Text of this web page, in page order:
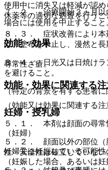
使用中に消失又は軽減が認
休薬等の適切な処置を行うこ
８．３． 症状改善により本
は、塗布を中止し、漫然と長
８．４． 日光又は日焼けラ
を避けること。
（特定の背景を有する患者に
妊婦・授乳婦
（妊婦）
妊婦又は妊娠している可能
（妊娠した場合、あるいは
７．２． 治療開始３ヵ月以
場合には使用を中止すること
効能・効果
尋常性ざ瘡。
効能・効果に関連する
（効能又は効果に関連する注
５．１． 本剤は顔面の尋常
５．２． 顔面以外の部位（
性・安全性は確立していない